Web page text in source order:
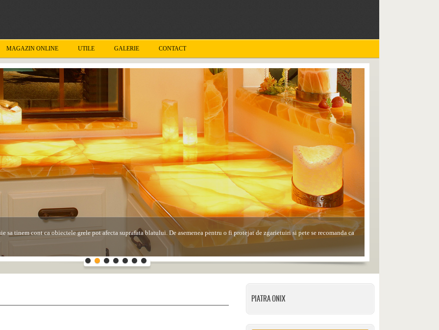
MAGAZIN ONLINE UTILE GALERIE CONTACT
sa tinem cont ca obiectele grele pot afecta suprafata blatului. De asemenea pentru o fi protejat de zgarietuiri si pete se recomanda ca
la patare in cazul in care petele au continutul de aciditate ridicat precum au sucurile, alcoolul sau solutiile de curatare din comert.
PIATRA ONIX